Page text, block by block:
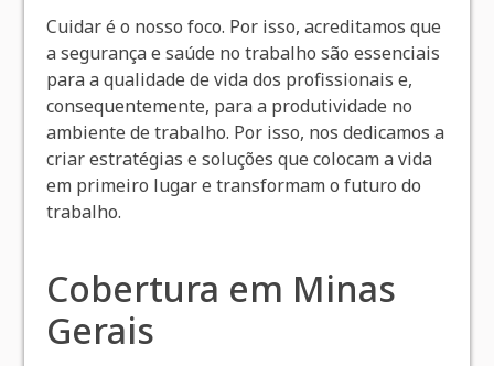
Cuidar é o nosso foco. Por isso, acreditamos que
a segurança e saúde no trabalho são essenciais
para a qualidade de vida dos profissionais e,
consequentemente, para a produtividade no
ambiente de trabalho. Por isso, nos dedicamos a
criar estratégias e soluções que colocam a vida
em primeiro lugar e transformam o futuro do
trabalho.
Cobertura em Minas
Gerais